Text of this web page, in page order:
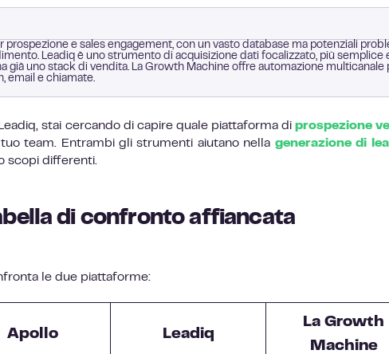
e sales engagement, con un vasto database ma potenziali
Leadiq è uno strumento di acquisizione dati focalizzato, più semplice
già uno stack di vendita. La Growth Machine offre automazione multicanale
email e chiamate.
stai cercando di capire quale piattaforma di prospezione
team. Entrambi gli strumenti aiutano nella generazione di
scopi differenti.
di confronto affiancata
le due piattaforme:
Apollo Leadiq
La Growth
Machine